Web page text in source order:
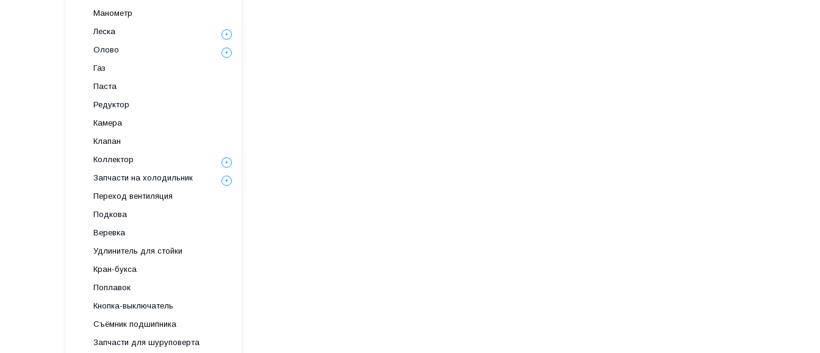
Манометр
Леска
Олово
Газ
Паста
Редуктор
Камера
Клапан
Коллектор
Запчасти на холодильник
Переход вентиляция
Подкова
Веревка
Удлинитель для стойки
Кран-букса
Поплавок
Кнопка-выключатель
Съёмник подшипника
Запчасти для шуруповерта